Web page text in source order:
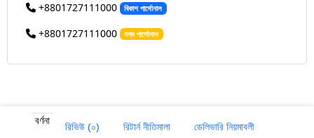
+8801727111000
বিকাশ পার্সোনাল
+8801727111000 নগদ পার্সোনাল
বর্ণনা
রিভিউ (০) রিটার্ন নীতিমালা ডেলিভারি নিয়মাবলী